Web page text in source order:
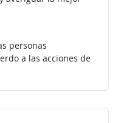
personas
a las acciones de